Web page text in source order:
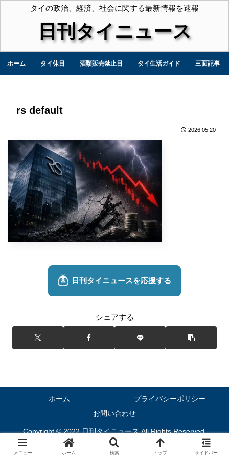
タイの政治、経済、社会に関する最新情報を速報
日刊タイニュース
ホーム タイ休日 酒類販売禁止日 タイ生活ガイド 三面記事
rs default
2026.05.20
シェアする
ホーム
プライバシーポリシー
お問い合わせ
Copyright © 2022 日刊タイニュース All Rights Reserved.
メニュー ホーム 検索 トップ サイドバー